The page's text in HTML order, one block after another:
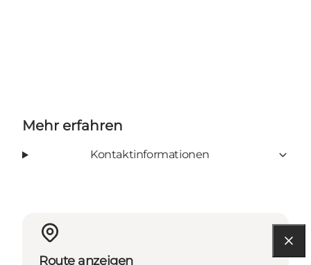
Mehr erfahren
Kontaktinformationen
Route anzeigen